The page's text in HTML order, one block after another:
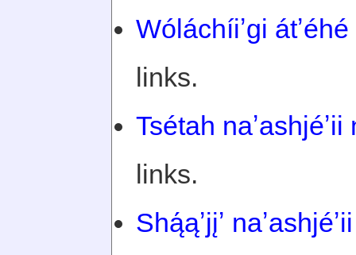
Wóláchíiʼgi
links.
Tsétah naʼashjéʼii
links.
Shą́ąʼjįʼ